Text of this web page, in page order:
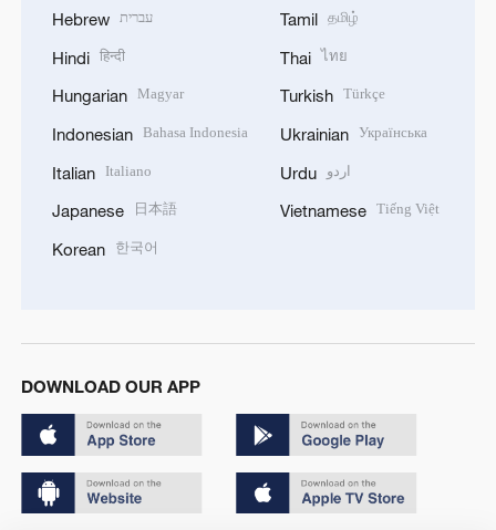
Hebrew עברית
Hindi हिन्दी
Hungarian Magyar
Indonesian Bahasa Indonesia
Italian Italiano
Japanese 日本語
Korean 한국어
Tamil தமிழ்
Thai ไทย
Turkish Türkçe
Ukrainian Українська
Urdu اردو
Vietnamese Tiếng Việt
DOWNLOAD OUR APP